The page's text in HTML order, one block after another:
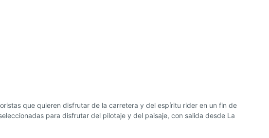
que quieren disfrutar de la carretera y del espíritu rider en un fin de
para disfrutar del pilotaje y del paisaje, con salida desde La